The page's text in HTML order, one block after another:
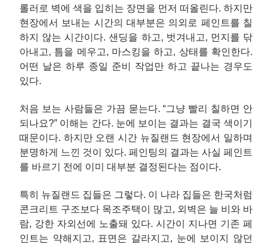
롤러로 벽에 색을 입히는 장면을 먼저 떠올린다. 하지만
현장에서 보내는 시간의 대부분은 의외로 페인트를 칠
하지 않는 시간이다. 샌딩을 하고, 벗겨내고, 먼지를 닦
아내고, 틈을 메우고, 마스킹을 하고, 상태를 확인한다.
어떤 날은 하루 종일 준비 작업만 하고 끝나는 경우도
있다.
처음 보는 사람들은 가끔 묻는다. “그냥 빨리 칠하면 안
되나요?” 이해는 간다. 눈에 보이는 결과는 결국 색이기
때문이다. 하지만 오랜 시간 뉴질랜드 현장에서 일하며
분명하게 느낀 것이 있다. 페인팅의 결과는 사실 페인트
를 바르기 전에 이미 대부분 결정된다는 점이다.
특히 뉴질랜드 집들은 그렇다. 이 나라 집들은 한국처럼
콘크리트 구조보다 목조주택이 많고, 외벽은 늘 비와 바
람, 강한 자외선에 노출돼 있다. 시간이 지나면 기존 페
인트는 약해지고, 표면은 갈라지고, 눈에 보이지 않던